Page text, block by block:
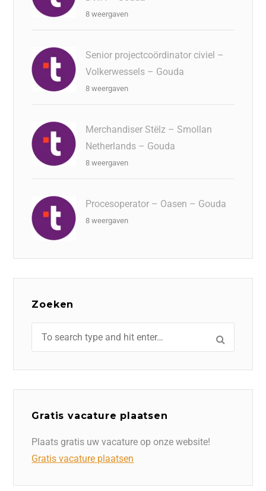
8 weergaven
Senior projectcoördinator civiel –
Volkerwessels – Gouda
8 weergaven
Merchandiser Stëlz – Smollan
Netherlands – Gouda
8 weergaven
Procesoperator – Oasen – Gouda
8 weergaven
Zoeken
Gratis vacature plaatsen
Plaats gratis uw vacature op onze website!
Gratis vacature plaatsen